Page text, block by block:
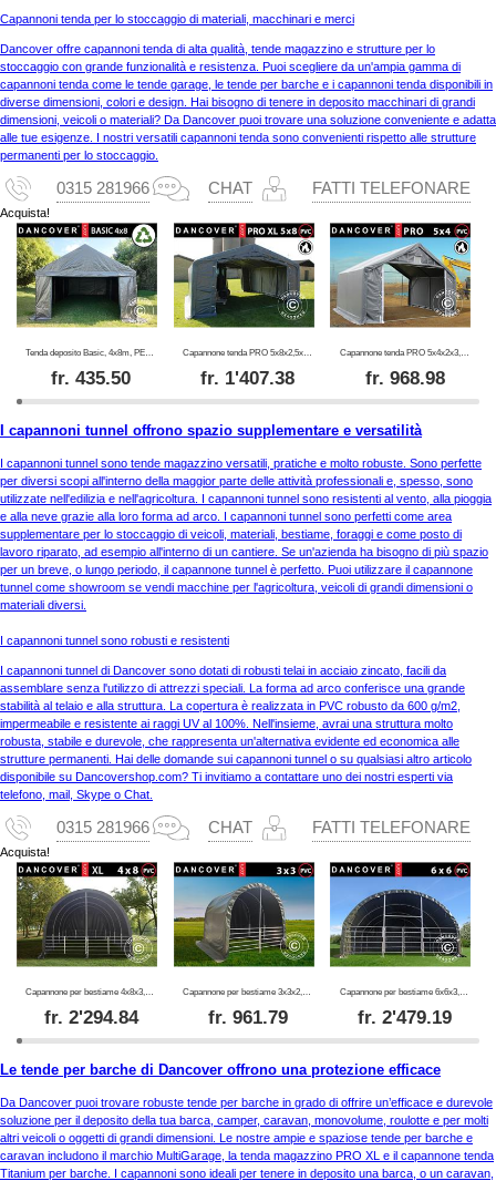
Capannoni tenda per lo stoccaggio di materiali, macchinari e merci
Dancover offre capannoni tenda di alta qualità, tende magazzino e strutture per lo
stoccaggio con grande funzionalità e resistenza. Puoi scegliere da un'ampia gamma di
capannoni tenda come le tende garage, le tende per barche e i capannoni tenda disponibili in
diverse dimensioni, colori e design. Hai bisogno di tenere in deposito macchinari di grandi
dimensioni, veicoli o materiali? Da Dancover puoi trovare una soluzione conveniente e adatta
alle tue esigenze. I nostri versatili capannoni tenda sono convenienti rispetto alle strutture
permanenti per lo stoccaggio.
0315 281966 CHAT FATTI TELEFONARE
Acquista!
fr.435.50 fr. 1'407.38 fr. 968.98
I capannoni tunnel offrono spazio supplementare e versatilità
I capannoni tunnel sono tende magazzino versatili, pratiche e molto robuste. Sono perfette
per diversi scopi all'interno della maggior parte delle attività professionali e, spesso, sono
utilizzate nell'edilizia e nell'agricoltura. I capannoni tunnel sono resistenti al vento, alla pioggia
e alla neve grazie alla loro forma ad arco. I capannoni tunnel sono perfetti come area
supplementare per lo stoccaggio di veicoli, materiali, bestiame, foraggi e come posto di
lavoro riparato, ad esempio all'interno di un cantiere. Se un'azienda ha bisogno di più spazio
per un breve, o lungo periodo, il capannone tunnel è perfetto. Puoi utilizzare il capannone
tunnel come showroom se vendi macchine per l'agricoltura, veicoli di grandi dimensioni o
materiali diversi.
I capannoni tunnel sono robusti e resistenti
I capannoni tunnel di Dancover sono dotati di robusti telai in acciaio zincato, facili da
assemblare senza l'utilizzo di attrezzi speciali. La forma ad arco conferisce una grande
stabilità al telaio e alla struttura. La copertura è realizzata in PVC robusto da 600 g/m2,
impermeabile e resistente ai raggi UV al 100%. Nell'insieme, avrai una struttura molto
robusta, stabile e durevole, che rappresenta un'alternativa evidente ed economica alle
strutture permanenti. Hai delle domande sui capannoni tunnel o su qualsiasi altro articolo
disponibile su Dancovershop.com? Ti invitiamo a contattare uno dei nostri esperti via
telefono, mail, Skype o Chat.
0315 281966 CHAT FATTI TELEFONARE
Acquista!
fr. 2'294.84 fr. 961.79 fr.2'479.19
Le tende per barche di Dancover offrono una protezione efficace
Da Dancover puoi trovare robuste tende per barche in grado di offrire un’efficace e durevole
soluzione per il deposito della tua barca, camper, caravan, monovolume, roulotte e per molti
altri veicoli o oggetti di grandi dimensioni. Le nostre ampie e spaziose tende per barche e
caravan includono il marchio MultiGarage, la tenda magazzino PRO XL e il capannone tenda
Titanium per barche. I capannoni sono ideali per tenere in deposito una barca, o un caravan,